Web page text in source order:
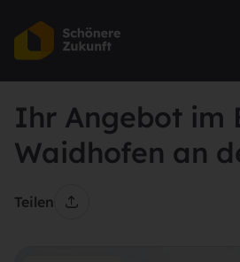
Ihr Angebot im
Waidhofen an
Teilen